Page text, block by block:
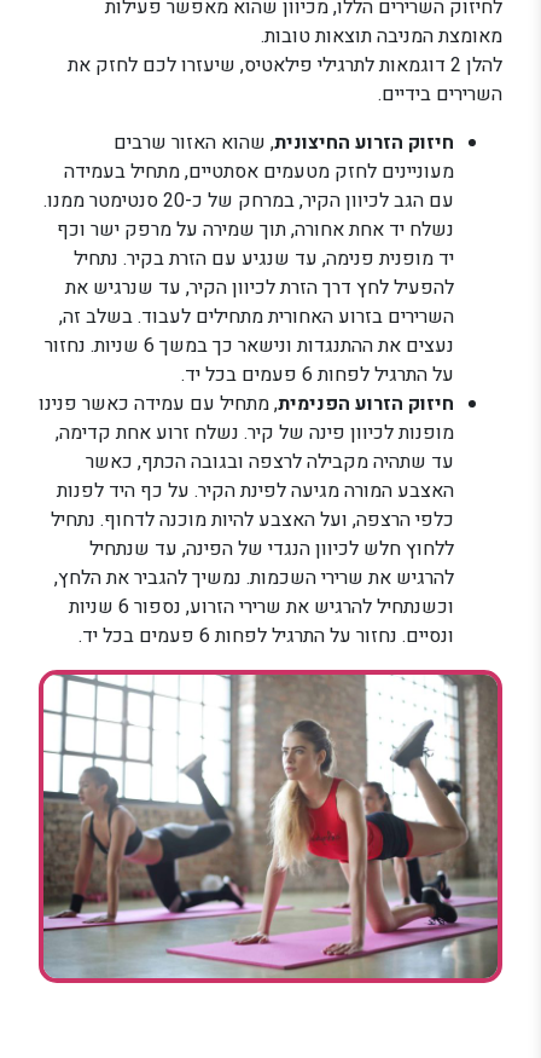
לחיזוק השרירים הללו, מכיוון שהוא מאפשר פעילות
מאומצת המניבה תוצאות טובות.
להלן 2 דוגמאות לתרגילי פילאטיס, שיעזרו לכם לחזק את
השרירים בידיים.
חיזוק הזרוע החיצונית, שהוא האזור שרבים
מעוניינים לחזק מטעמים אסתטיים, מתחיל בעמידה
עם הגב לכיוון הקיר, במרחק של כ-20 סנטימטר ממנו.
נשלח יד אחת אחורה, תוך שמירה על מרפק ישר וכף
יד מופנית פנימה, עד שנגיע עם הזרת בקיר. נתחיל
להפעיל לחץ דרך הזרת לכיוון הקיר, עד שנרגיש את
השרירים בזרוע האחורית מתחילים לעבוד. בשלב זה,
נעצים את ההתנגדות ונישאר כך במשך 6 שניות. נחזור
על התרגיל לפחות 6 פעמים בכל יד.
חיזוק הזרוע הפנימית, מתחיל עם עמידה כאשר פנינו
מופנות לכיוון פינה של קיר. נשלח זרוע אחת קדימה,
עד שתהיה מקבילה לרצפה ובגובה הכתף, כאשר
האצבע המורה מגיעה לפינת הקיר. על כף היד לפנות
כלפי הרצפה, ועל האצבע להיות מוכנה לדחוף. נתחיל
ללחוץ חלש לכיוון הנגדי של הפינה, עד שנתחיל
להרגיש את שרירי השכמות. נמשיך להגביר את הלחץ,
וכשנתחיל להרגיש את שרירי הזרוע, נספור 6 שניות
ונסיים. נחזור על התרגיל לפחות 6 פעמים בכל יד.